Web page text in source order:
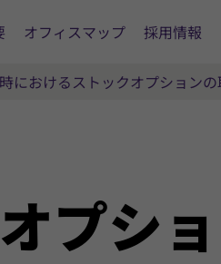
オフィスマップ 採用情報
におけるストックオプション
オプシ